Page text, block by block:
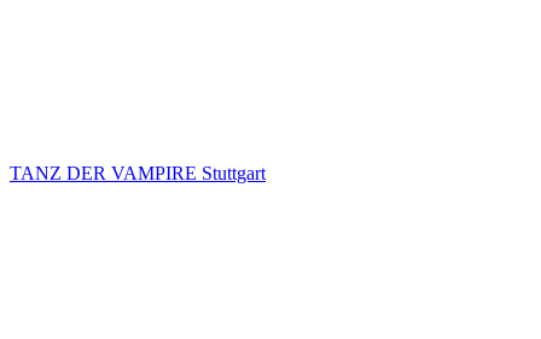
TANZ DER VAMPIRE Stuttgart